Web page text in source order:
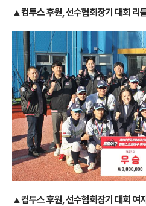
▲컴투스 후원, 선수협회장기 대회 리
▲컴투스 후원, 선수협회장기 대회 여